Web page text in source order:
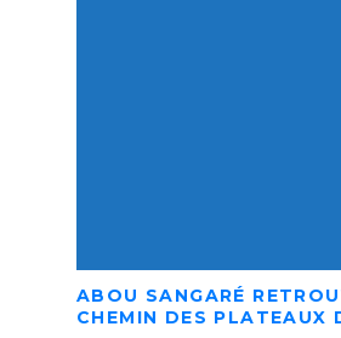
ABOU SANGARÉ
CHEMIN DES PLATEAUX